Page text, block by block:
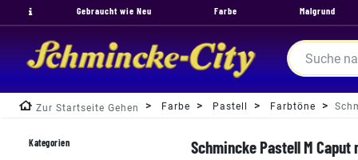
Gebraucht wie Neu Farbe Malgrund
Zur Startseite Gehen Farbe Pastell Farbtöne
Schmincke Pastell M
Kategorien